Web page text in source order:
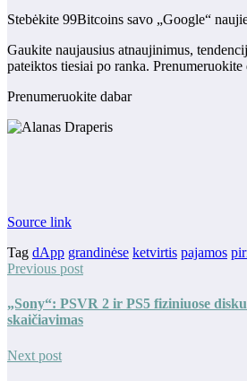
Stebėkite 99Bitcoins savo „Google“
Gaukite naujausius atnaujinimus,
pateiktos tiesiai po ranka. Prenumeruokite
Prenumeruokite dabar
Source link
Tag dApp grandinėse ketvirtis pajamos
Previous post
„Sony“: PSVR 2 ir PS5 fiziniuose
skaičiavimas
Next post